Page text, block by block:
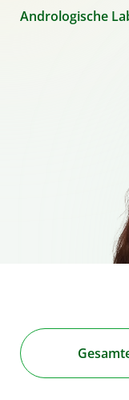
Andrologische